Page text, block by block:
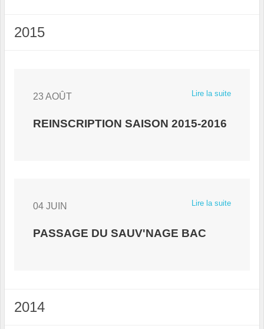
2015
Lire la suite
23 AOÛT
REINSCRIPTION SAISON 2015-2016
Lire la suite
04 JUIN
PASSAGE DU SAUV'NAGE BAC
2014